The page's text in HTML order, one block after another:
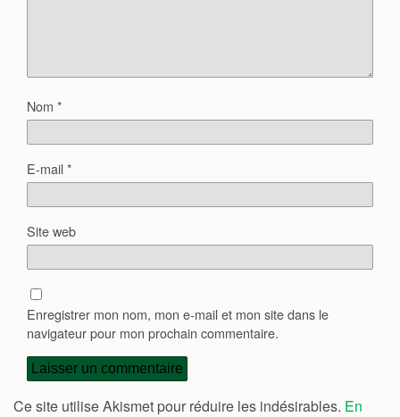
Nom *
E-mail*
Site web
Enregistrer mon nom, mon e-mail et mon site dans le
navigateur pour mon prochain commentaire.
Ce site utilise Akismet pour réduire les indésirables. En